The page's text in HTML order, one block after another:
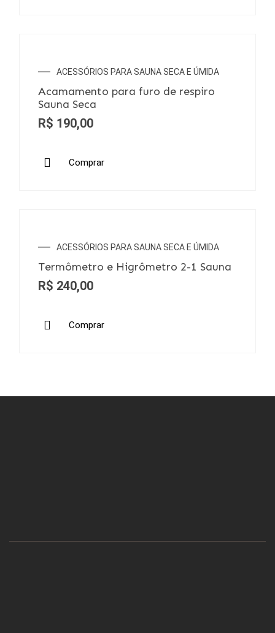
ACESSÓRIOS PARA SAUNA SECA E ÚMIDA
Acamamento para furo de respiro
Sauna Seca
R$ 190,00
Comprar
ACESSÓRIOS PARA SAUNA SECA E ÚMIDA
Termômetro e Higrômetro 2-1 Sauna
R$ 240,00
Comprar